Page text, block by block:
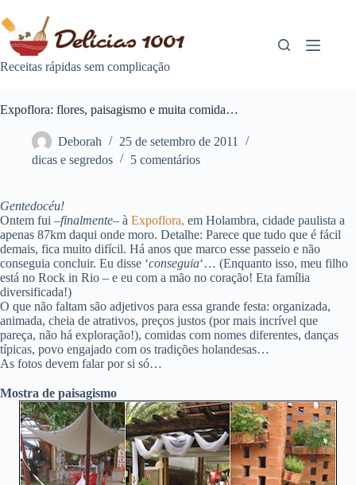
para
conteúdo
Receitas rápidas sem complicação
Expoflora: flores, paisagismo e muita comida…
Deborah
25 de setembro de 2011
dicas e segredos
5 comentários
Gentedocéu!
Ontem fui –finalmente– à Expoflora, em Holambra, cidade paulista a
apenas 87km daqui onde moro. Detalhe: Parece que tudo que é fácil
demais, fica muito difícil. Há anos que marco esse passeio e não
conseguia concluir. Eu disse ‘conseguia‘… (Enquanto isso, meu filho
está no Rock in Rio – e eu com a mão no coração! Eta família
diversificada!)
O que não faltam são adjetivos para essa grande festa: organizada,
animada, cheia de atrativos, preços justos (por mais incrível que
pareça, não há exploração!), comidas com nomes diferentes, danças
típicas, povo engajado com os tradições holandesas…
As fotos devem falar por si só…
Mostra de paisagismo